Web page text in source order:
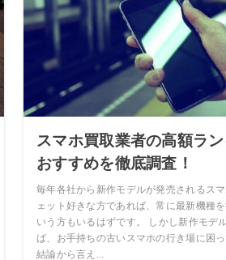
スマホ買取業者の高額ラン
おすすめを徹底調査！
毎年各社から新作モデルが発売されるス
ェット好きな方であれば、常に最新機種
いう方もいるはずです。 しかし新作モデ
ば、お手持ちの古いスマホの行き場に困っ
結論から言え...